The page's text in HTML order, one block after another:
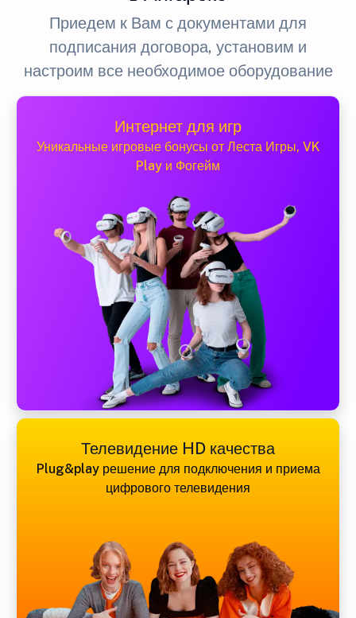
Приедем к Вам с документами для
подписания договора, установим и
настроим все необходимое оборудование
Интернет для игр
Уникальные игровые бонусы от Леста Игры, VK
Play и Фогейм
Телевидение HD качества
Plug&play решение для подключения и приема
цифрового телевидения